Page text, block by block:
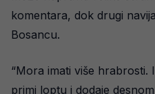
komentara, dok drugi
Bosancu.
“Mora imati više hrabrosti.
primi loptu i dodaje